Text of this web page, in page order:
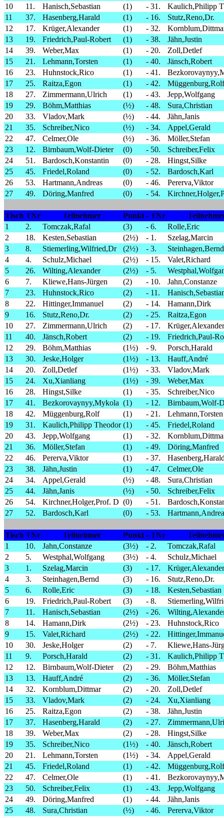
10
11. Hanisch,Sebastian (1) - 31.
Kaulich,Philipp
11
37. Hasenberg,Harald (1) - 16.
Stutz,Reno,Dr.
12
17. Krüger,Alexander (1) - 32.
13
19. Friedrich,Paul-Robert (1) - 38.
Jähn,Justin
14
39. Weber,Max (1) - 20.
Zoll,Detlef
15
21. Lehmann,Torsten (1) - 40.
Jänsch,Robert
16
23. Huhnstock,Rico (1) - 41.
17
25. Raitza,Egon (1) - 42.
Müggenburg,Rolf
18
27. Zimmermann,Ulrich (1) - 43.
Jepp,Wolfgang
19
29. Böhm,Matthias (½) - 48.
Sura,Christian
20
33. Vladov,Mark (½) - 44.
Jähn,Janis
21
35. Schreiber,Nico (½) - 34.
Appel,Gerald
22
47. Celmer,Ole (½) - 36.
Möller,Stefan
23
12. Birnbaum,Wolf-Dieter (0) - 50.
Schreiber,Felix
24
51. Bardosch,Konstantin (0) - 28.
Hingst,Silke
25
45. Friedel,Roland (0) - 52.
Bardosch,Karl
26
53. Hartmann,Andreas (0) - 46.
Pererva,Viktor
27
49. Döring,Manfred (0) - 54.
Tisch TNr Teilnehmer Punkt - TNr
1
2. Tomczak,Rafal (3) - 6.
Rolle,Eric
2
18. Kesten,Sebastian (2½) - 1.
Szelag,Marcin
3
8. Stiemerling,Wilfried,Dr (2½) - 3.
Steinhagen,Bernd
4
4. Schulz,Michael (2½) - 15.
Valet,Richard
5
26. Wilting,Alexander (2½) - 5.
6
7. Kliewe,Hans-Jürgen (2) - 10.
Jahn,Constanze
7
23. Huhnstock,Rico (2) - 11.
8
22. Hittinger,Immanuel (2) - 14.
Hamann,Dirk
9
16. Stutz,Reno,Dr. (2) - 25.
Raitza,Egon
10
27. Zimmermann,Ulrich (2) - 17.
Krüger,Alexander
11
40. Jänsch,Robert (2) - 19.
Friedrich,Paul-
12
29. Böhm,Matthias (1½) - 9.
Porsch,Harald
13
30. Jeske,Holger (1½) - 13.
Hauff,André
14
20. Zoll,Detlef (1½) - 33.
Vladov,Mark
15
24. Xu,Xianliang (1½) - 39.
Weber,Max
16
28. Hingst,Silke (1) - 35.
Schreiber,Nico
17
41. Bezkorovaynyy,Mykola (1) - 12.
Birnbaum,Wolf-
18
42. Müggenburg,Rolf (1) - 21.
Lehmann,Torsten
19
31. Kaulich,Philipp Theodor (1) - 45.
Friedel,Roland
20
43. Jepp,Wolfgang (1) - 32.
21
36. Möller,Stefan (1) - 49.
Döring,Manfred
22
46. Pererva,Viktor (1) - 37.
23
38. Jähn,Justin (1) - 47.
Celmer,Ole
24
34. Appel,Gerald (½) - 48.
Sura,Christian
25
44. Jähn,Janis (½) - 50.
Schreiber,Felix
26
54. Kirchner,Holger,Prof. D (0) - 51.
27
52. Bardosch,Karl (0) - 53.
Tisch TNr Teilnehmer Punkt - TNr
1
10. Jahn,Constanze (3½) - 2.
Tomczak,Rafal
2
5. Westphal,Wolfgang (3½) - 4.
Schulz,Michael
3
1. Szelag,Marcin (3) - 17.
Krüger,Alexander
4
3. Steinhagen,Bernd (3) - 16.
Stutz,Reno,Dr.
5
6. Rolle,Eric (3) - 18.
Kesten,Sebastian
6
19. Friedrich,Paul-Robert (3) - 8.
7
11. Hanisch,Sebastian (2½) - 26.
8
14. Hamann,Dirk (2½) - 23.
Huhnstock,Rico
9
15. Valet,Richard (2½) - 22.
10
30. Jeske,Holger (2) - 7.
Kliewe,Hans-
11
9. Porsch,Harald (2) - 31.
Kaulich,Philipp
12
12. Birnbaum,Wolf-Dieter (2) - 29.
Böhm,Matthias
13
13. Hauff,André (2) - 36.
Möller,Stefan
14
32. Kornblum,Dittmar (2) - 20.
Zoll,Detlef
15
33. Vladov,Mark (2) - 24.
Xu,Xianliang
16
25. Raitza,Egon (2) - 38.
Jähn,Justin
17
37. Hasenberg,Harald (2) - 27.
18
39. Weber,Max (2) - 28.
Hingst,Silke
19
35. Schreiber,Nico (1½) - 40.
Jänsch,Robert
20
21. Lehmann,Torsten (1½) - 34.
Appel,Gerald
21
45. Friedel,Roland (1) - 42.
Müggenburg,Rolf
22
47. Celmer,Ole (1) - 41.
23
50. Schreiber,Felix (1) - 43.
Jepp,Wolfgang
24
49. Döring,Manfred (1) - 44.
Jähn,Janis
25
48. Sura,Christian (½) - 46.
Pererva,Viktor